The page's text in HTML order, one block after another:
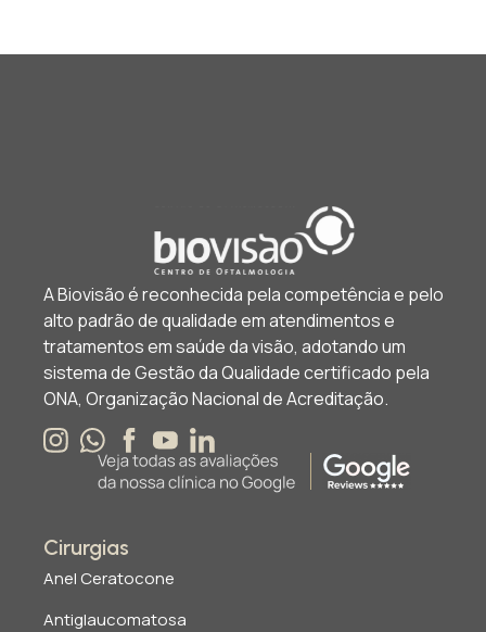
A Biovisão é reconhecida pela competência e pelo
alto padrão de qualidade em atendimentos e
tratamentos em saúde da visão, adotando um
sistema de Gestão da Qualidade certificado pela
ONA, Organização Nacional de Acreditação.
Cirurgias
Anel Ceratocone
Antiglaucomatosa